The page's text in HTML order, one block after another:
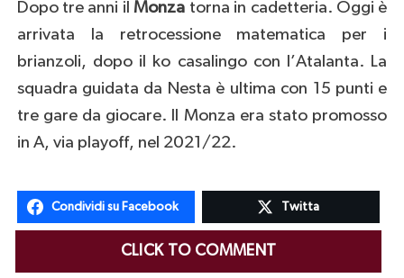
Dopo tre anni ilMonza torna in cadetteria. Oggi è
arrivata la retrocessione matematica per i
brianzoli, dopo il ko casalingo con l’Atalanta. La
squadra guidata da Nesta è ultima con 15 punti e
tre gare da giocare. Il Monza era stato promosso
in A, via playoff, nel 2021/22.
Condividi su Facebook Twitta
CLICK TO COMMENT